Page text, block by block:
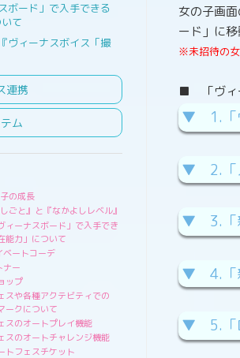
ボード」で入手できる
て
ヴィーナスボイス「撮
連携
ム
の成長
ごと』と『なかよしレベル』
ィーナスボード」で入手でき
能力」について
ートコーデ
ー
ップ
スや各種アクテビティでの
ークについて
スのオートプレイ機能
スのオートチャレンジ機能
トフェスチケット
女の子画
ード」に
※未招待の
■ 「ヴィ
▼ 1.「
▼ 2.「
▼ 3.「
▼ 4.「
▼ 5.「